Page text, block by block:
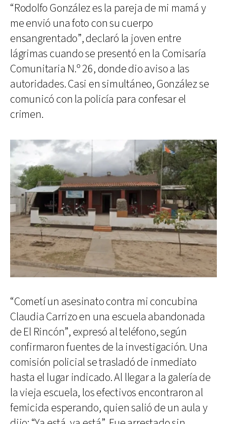
“Rodolfo González es la pareja de mi mamá y
me envió una foto con su cuerpo
ensangrentado”, declaró la joven entre
lágrimas cuando se presentó en la Comisaría
Comunitaria N.º 26, donde dio aviso a las
autoridades. Casi en simultáneo, González se
comunicó con la policía para confesar el
crimen.
“Cometí un asesinato contra mi concubina
Claudia Carrizo en una escuela abandonada
de El Rincón”, expresó al teléfono, según
confirmaron fuentes de la investigación. Una
comisión policial se trasladó de inmediato
hasta el lugar indicado. Al llegar a la galería de
la vieja escuela, los efectivos encontraron al
femicida esperando, quien salió de un aula y